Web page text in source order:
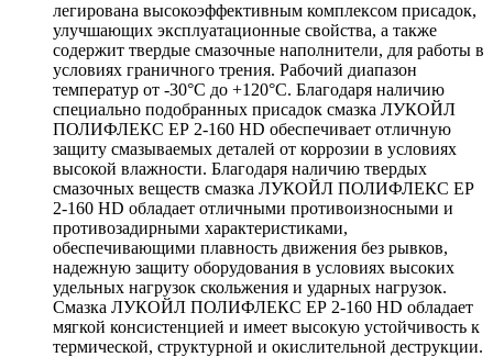
легирована высокоэффективным комплексом присадок,
улучшающих эксплуатационные свойства, а также
содержит твердые смазочные наполнители, для работы в
условиях граничного трения. Рабочий диапазон
температур от -30°С до +120°С. Благодаря наличию
специально подобранных присадок смазка ЛУКОЙЛ
ПОЛИФЛЕКС ЕР 2-160 HD обеспечивает отличную
защиту смазываемых деталей от коррозии в условиях
высокой влажности. Благодаря наличию твердых
смазочных веществ смазка ЛУКОЙЛ ПОЛИФЛЕКС ЕР
2-160 HD обладает отличными противоизносными и
противозадирными характеристиками,
обеспечивающими плавность движения без рывков,
надежную защиту оборудования в условиях высоких
удельных нагрузок скольжения и ударных нагрузок.
Смазка ЛУКОЙЛ ПОЛИФЛЕКС ЕР 2-160 HD обладает
мягкой консистенцией и имеет высокую устойчивость к
термической, структурной и окислительной деструкции.